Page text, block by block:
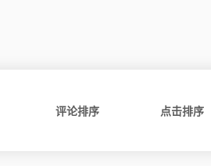
评论排序 点击排序